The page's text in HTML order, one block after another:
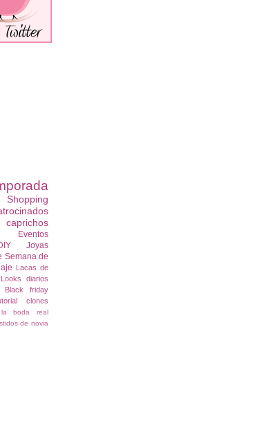
Shopping
Eventos
Joyas
Semana de
Lacas de
Looks diarios
Black friday
clones
la boda real
de novia